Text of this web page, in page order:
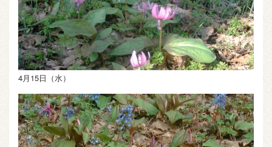
4月15日（水）